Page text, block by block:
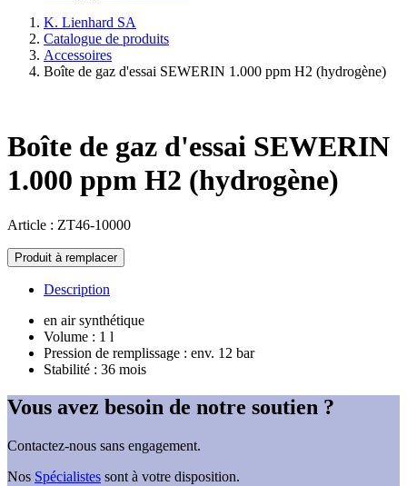
K. Lienhard SA
Catalogue de produits
Accessoires
Boîte de gaz d'essai SEWERIN 1.000 ppm H2 (hydrogène)
Boîte de gaz d'essai SEWERIN
1.000 ppm H2 (hydrogène)
Article : ZT46-10000
quantité
de
SEWERIN-
1.000
ppm
(Wasserstoff)
Produit à remplacer
Description
en air synthétique
Volume : 1 l
Pression de remplissage : env. 12 bar
Stabilité : 36 mois
Vous avez besoin de notre soutien ?
Contactez-nous sans engagement.
Nos Spécialistes sont à votre disposition.